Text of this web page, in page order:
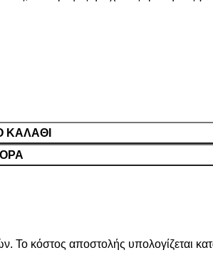
ΚΑΛΆΘΙ
κόστος αποστολής υπολογίζεται